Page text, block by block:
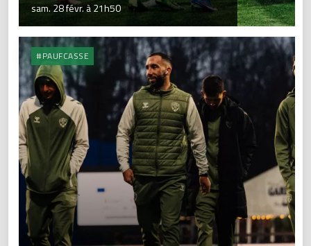
sam. 28 févr. à 21h50
#PAUFCASSE